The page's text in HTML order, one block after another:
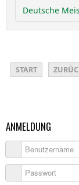
Deutsche
START
ANMELDUNG
Benutzername
Passwort